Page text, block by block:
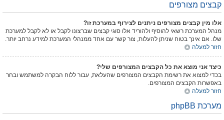
קבצים מצורפים
אלו מין קבצים מצורפים ניתנים לצירוף במערכת זו?
מנהל המערכת רשאי להוסיף ולהוריד אלו סוגי קבצים שברצונו לקבל או לא לקבל למערכת
שלו. אם אינך בטוח שניתן להעלות, צור קשר עם אחד ממנהלי המערכת למידע נרחב יותר.
חזור למעלה
כיצד אני מוצא את כל הקבצים המצורפים שלי?
בכדי למצוא את רשימת הקבצים המצורפים שהעלאת, עבור ללוח הבקרה למשתמש ובחר
באפשרות הקבצים המצורפים.
חזור למעלה
מערכת phpBB